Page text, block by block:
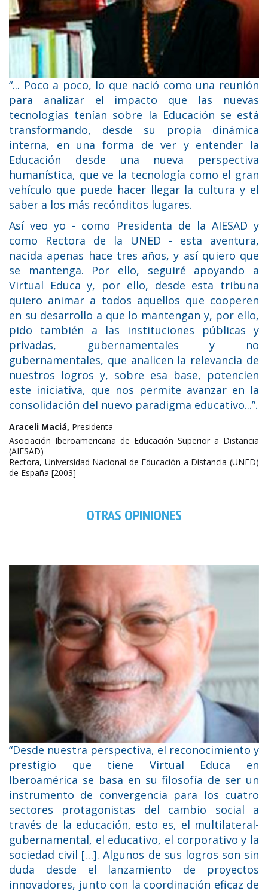
“... Poco a poco, lo que nació como una reunión
para analizar el impacto que las nuevas
tecnologías tenían sobre la Educación se está
transformando, desde su propia dinámica
interna, en una forma de ver y entender la
Educación desde una nueva perspectiva
humanística, que ve la tecnología como el gran
vehículo que puede hacer llegar la cultura y el
saber a los más recónditos lugares.
Así veo yo - como Presidenta de la AIESAD y
como Rectora de la UNED - esta aventura,
nacida apenas hace tres años, y así quiero que
se mantenga. Por ello, seguiré apoyando a
Virtual Educa y, por ello, desde esta tribuna
quiero animar a todos aquellos que cooperen
en su desarrollo a que lo mantengan y, por ello,
pido también a las instituciones públicas y
privadas, gubernamentales y no
gubernamentales, que analicen la relevancia de
nuestros logros y, sobre esa base, potencien
este iniciativa, que nos permite avanzar en la
consolidación del nuevo paradigma educativo...”.
Araceli Maciá, Presidenta
Asociación Iberoamericana de Educación Superior a Distancia
(AIESAD)
Rectora, Universidad Nacional de Educación a Distancia (UNED)
de España [2003]
OTRAS OPINIONES
“Desde nuestra perspectiva, el reconocimiento y
prestigio que tiene Virtual Educa en
Iberoamérica se basa en su filosofía de ser un
instrumento de convergencia para los cuatro
sectores protagonistas del cambio social a
través de la educación, esto es, el multilateral-
gubernamental, el educativo, el corporativo y la
sociedad civil […]. Algunos de sus logros son sin
duda desde el lanzamiento de proyectos
innovadores, junto con la coordinación eficaz de